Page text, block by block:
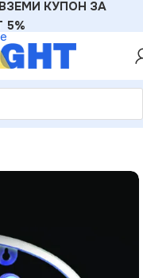
КУПОН ЗА
5%
IP20 25.5×2×18.5см